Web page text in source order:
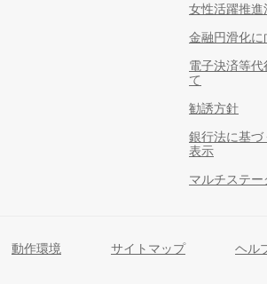
女性活躍推
金融円滑化
電子決済等
て
勧誘方針
銀行法に基
表示
マルチステ
動作環境 サイトマップ ヘル